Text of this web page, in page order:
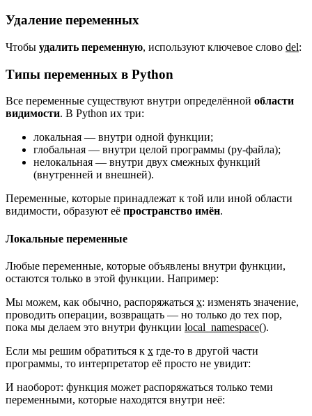
Удаление переменных
Чтобы удалить переменную, используют ключевое слово del:
Типы переменных в Python
Все переменные существуют внутри определённой области
видимости. В Python их три:
локальная — внутри одной функции;
глобальная — внутри целой программы (py-файла);
нелокальная — внутри двух смежных функций
(внутренней и внешней).
Переменные, которые принадлежат к той или иной области
видимости, образуют её пространство имён.
Локальные переменные
Любые переменные, которые объявлены внутри функции,
остаются только в этой функции. Например:
Мы можем, как обычно, распоряжаться x: изменять значение,
проводить операции, возвращать — но только до тех пор,
пока мы делаем это внутри функции local_namespace().
Если мы решим обратиться к x где-то в другой части
программы, то интерпретатор её просто не увидит:
И наоборот: функция может распоряжаться только теми
переменными, которые находятся внутри неё: